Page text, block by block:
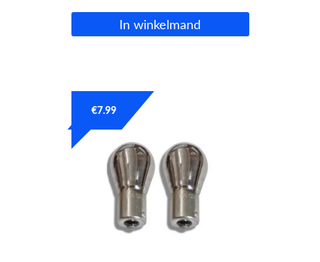
In winkelmand
€7.99